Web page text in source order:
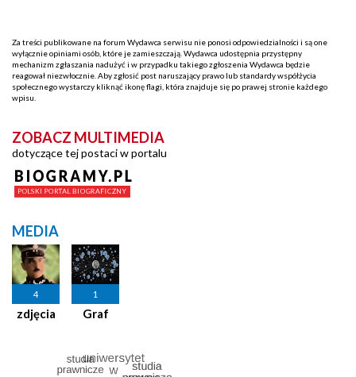
Za treści publikowane na forum Wydawca serwisu nie ponosi odpowiedzialności i są one
wyłącznie opiniami osób, które je zamieszczają. Wydawca udostępnia przystępny
mechanizm zgłaszania nadużyć i w przypadku takiego zgłoszenia Wydawca będzie
reagował niezwłocznie. Aby zgłosić post naruszający prawo lub standardy współżycia
społecznego wystarczy kliknąć ikonę flagi, która znajduje się po prawej stronie każdego
wpisu.
ZOBACZ MULTIMEDIA
dotyczące tej postaci w portalu
MEDIA
4
zdjęcia
1
Graf